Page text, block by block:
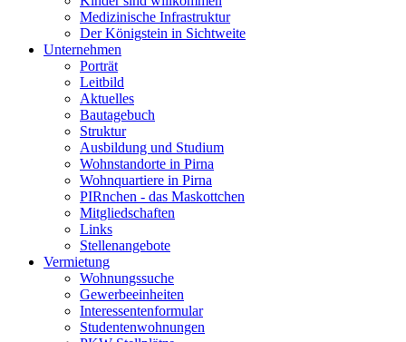
Medizinische Infrastruktur
Der Königstein in Sichtweite
Unternehmen
Porträt
Leitbild
Aktuelles
Bautagebuch
Struktur
Ausbildung und Studium
Wohnstandorte in Pirna
Wohnquartiere in Pirna
PIRnchen - das Maskottchen
Mitgliedschaften
Links
Stellenangebote
Vermietung
Wohnungssuche
Gewerbeeinheiten
Interessentenformular
Studentenwohnungen